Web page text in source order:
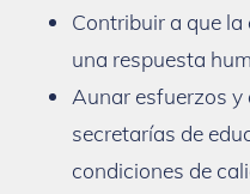
Contribuir a que
una respuesta
Aunar esfuerzos
secretarías de
condiciones de